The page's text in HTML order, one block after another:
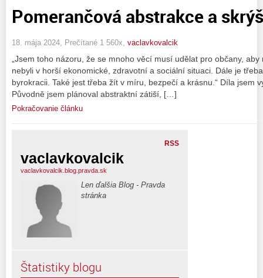
Pomerančová abstrakce a skrýš
18. mája 2024, Prečítané 1 560x, vaclavkovalcik
„Jsem toho názoru, že se mnoho věcí musí udělat pro občany, aby
nebyli v horší ekonomické, zdravotní a sociální situaci. Dále je
byrokracii. Také jest třeba žít v míru, bezpečí a krásnu.“ Díla jsem
Původně jsem plánoval abstraktní zátiší, […]
Pokračovanie článku
RSS
vaclavkovalcik
vaclavkovalcik.blog.pravda.sk
Len ďalšia Blog - Pravda
stránka
Štatistiky blogu